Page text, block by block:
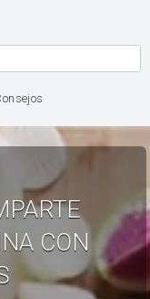
CON